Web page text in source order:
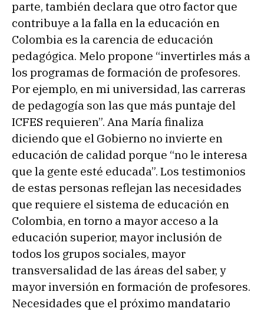
parte, también declara que otro factor que
contribuye a la falla en la educación en
Colombia es la carencia de educación
pedagógica. Melo propone “invertirles más a
los programas de formación de profesores.
Por ejemplo, en mi universidad, las carreras
de pedagogía son las que más puntaje del
ICFES requieren”. Ana María finaliza
diciendo que el Gobierno no invierte en
educación de calidad porque “no le interesa
que la gente esté educada”. Los testimonios
de estas personas reflejan las necesidades
que requiere el sistema de educación en
Colombia, en torno a mayor acceso a la
educación superior, mayor inclusión de
todos los grupos sociales, mayor
transversalidad de las áreas del saber, y
mayor inversión en formación de profesores.
Necesidades que el próximo mandatario